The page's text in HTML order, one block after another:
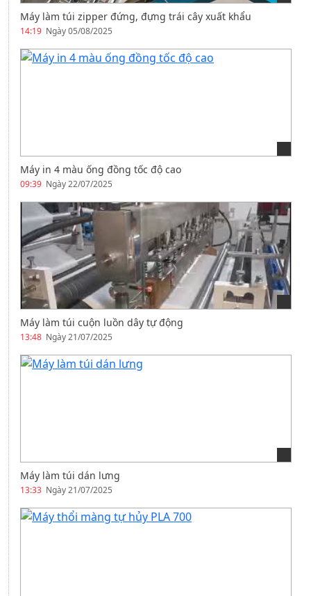
Máy làm túi zipper đứng, đựng trái cây xuất khẩu
14:19 Ngày 05/08/2025
Máy in 4 màu ống đồng tốc độ cao
09:39 Ngày 22/07/2025
Máy làm túi cuộn luồn dây tự động
13:48 Ngày 21/07/2025
Máy làm túi dán lưng
13:33 Ngày 21/07/2025